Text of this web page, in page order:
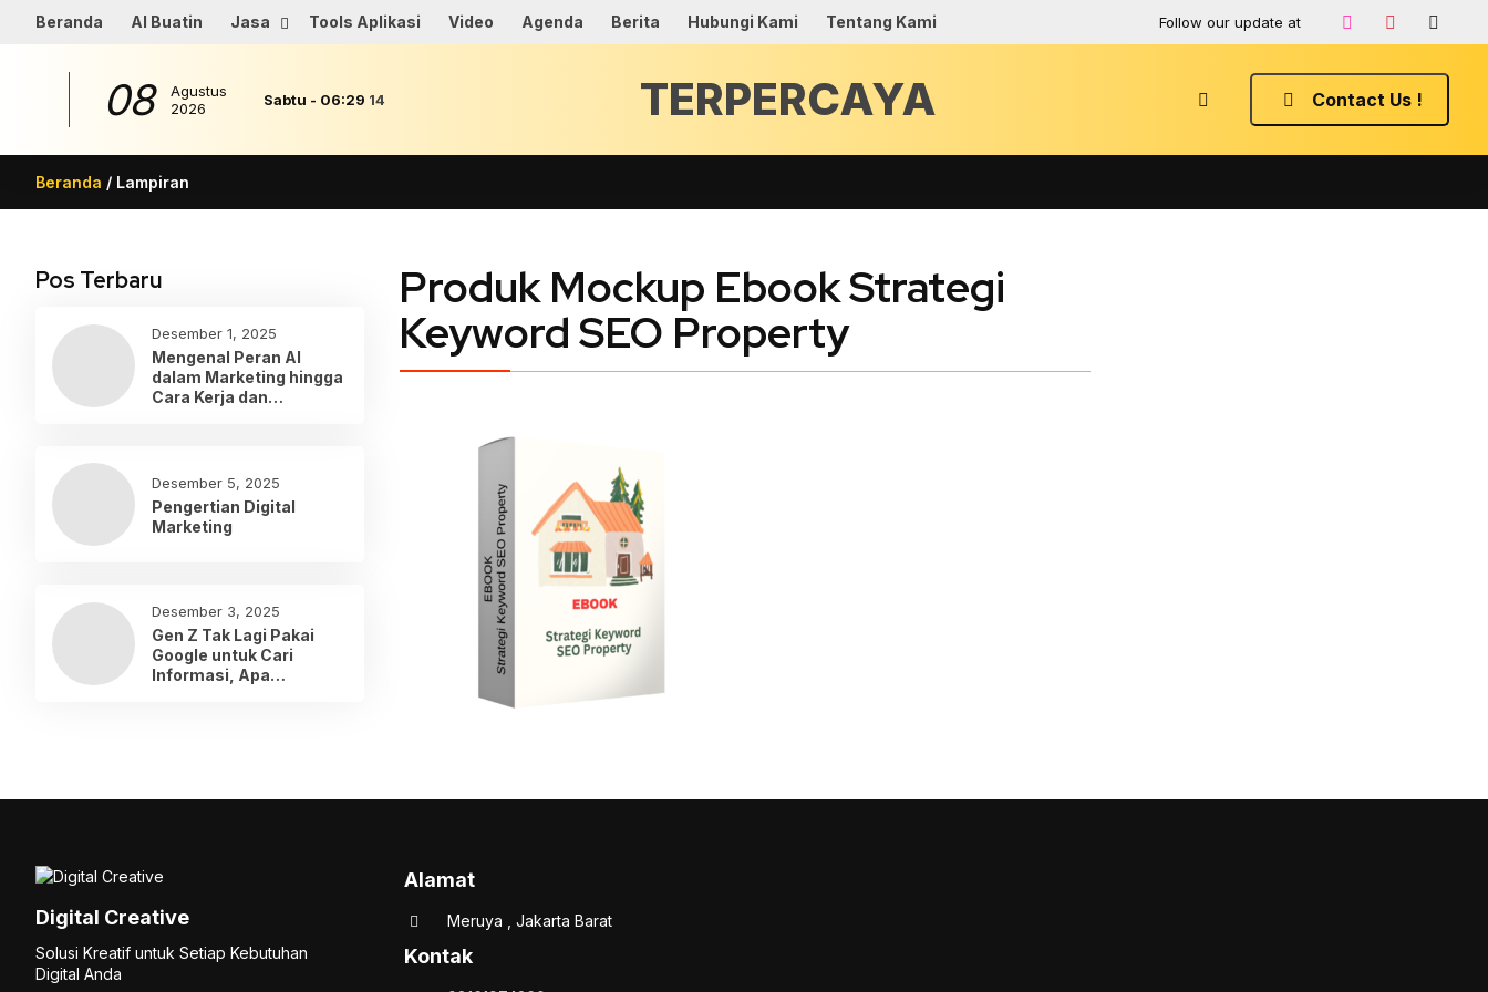
Beranda AI Buatin Jasa Tools Aplikasi Video Agenda Berita Hubungi Kami Tentang Kami Follow our update at
08
Agustus
2026
Sabtu - 06:29 14 TERPERCA Contact Us !
Beranda / Lampiran
Produk Mockup Ebook Strategi
Keyword SEO Property
Pos Terbaru
Desember 1, 2025
Mengenal Peran AI
dalam Marketing hingga
Cara Kerja dan
Desember 5, 2025
Pengertian Digital
Marketing
Desember 3, 2025
Gen Z Tak Lagi Pakai
Google untuk Cari
Informasi, Apa
Digital Creative
Solusi Kreatif untuk Setiap Kebutuhan
Digital Anda
Alamat
Meruya , Jakarta Barat
Kontak